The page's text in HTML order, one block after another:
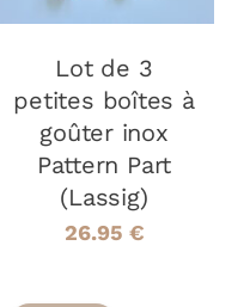
Lot de 3
petites boîtes à
goûter inox
Pattern Part
(Lassig)
26.95 €